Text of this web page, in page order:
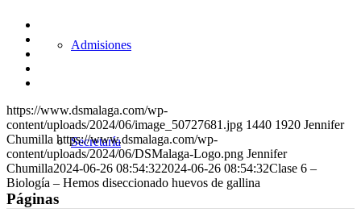
Admisiones
Secretaría
Facebook
Compartir
Compartir
correo
https://www.dsmalaga.com/wp-
content/uploads/2024/06/image_50727681.jpg 1440 1920 Jennifer
Chumilla https://www.dsmalaga.com/wp-
content/uploads/2024/06/DSMalaga-Logo.png Jennifer
Chumilla2024-06-26 08:54:322024-06-26 08:54:32Clase 6 –
Biología – Hemos diseccionado huevos de gallina
Páginas